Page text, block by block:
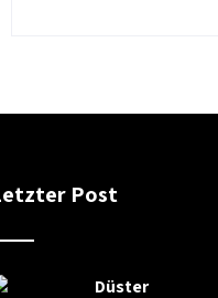
Post
Düster